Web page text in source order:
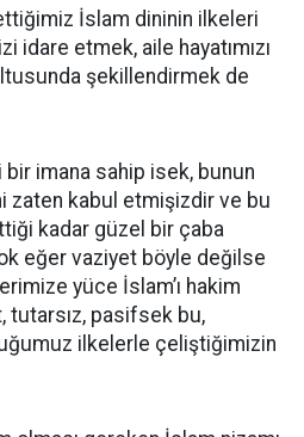
İslam dininin ilkeleri
idare etmek, aile hayatımızı
şekillendirmek de
imana sahip isek, bunun
zaten kabul etmişizdir ve bu
kadar güzel bir çaba
eğer vaziyet böyle değilse
yüce İslam’ı hakim
tutarsız, pasifsek bu,
ilkelerle çeliştiğimizin